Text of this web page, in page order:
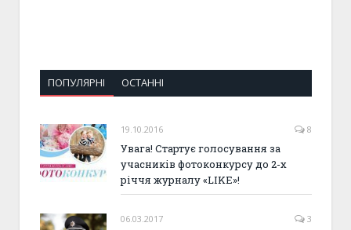
ПОПУЛЯРНІ ОСТАННІ
19.10.2016 8
Увага! Стартує голосування за
учасників фотоконкурсу до 2-х
річчя журналу «LIKE»!
06.03.2017 3